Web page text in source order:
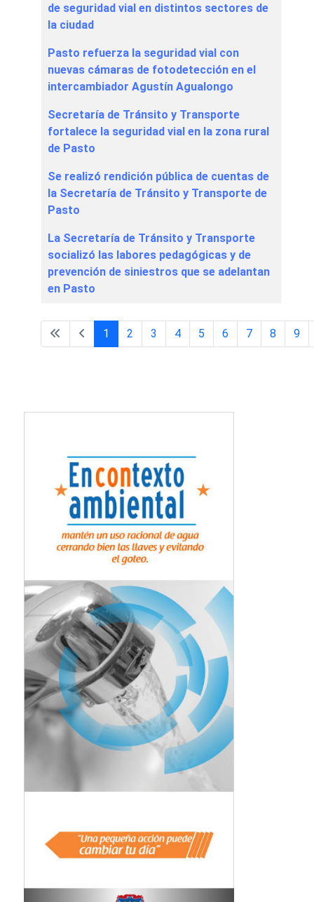
de seguridad vial en distintos sectores de
la ciudad
Pasto refuerza la seguridad vial con
nuevas cámaras de fotodetección en el
intercambiador Agustín Agualongo
Secretaría de Tránsito y Transporte
fortalece la seguridad vial en la zona rural
de Pasto
Se realizó rendición pública de cuentas de
la Secretaría de Tránsito y Transporte de
Pasto
La Secretaría de Tránsito y Transporte
socializó las labores pedagógicas y de
prevención de siniestros que se adelantan
en Pasto
Página 1 de 48
1 2 3 4 5 6 7 8 9